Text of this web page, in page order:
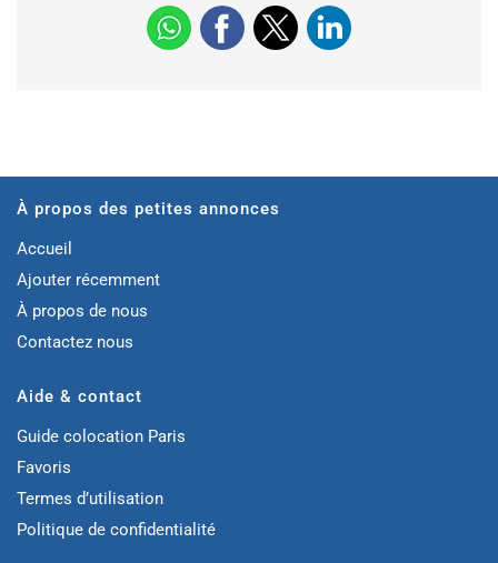
À propos des petites annonces
Accueil
Ajouter récemment
À propos de nous
Contactez nous
Aide & contact
Guide colocation Paris
Favoris
Termes d’utilisation
Politique de confidentialité